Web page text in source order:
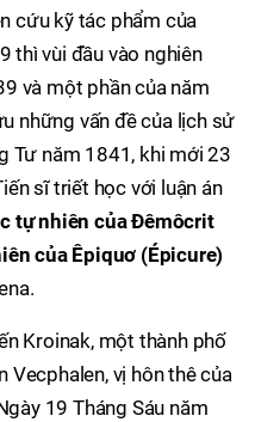
cứu kỹ tác phẩm của
thì vùi đầu vào nghiên
và một phần của năm
những vấn đề của lịch sử
Tư năm 1841, khi mới 23
sĩ triết học với luận án
tự nhiên của Đêmôcrit
của Êpiquơ (Épicure)
Kroinak, một thành phố
Vecphalen, vị hôn thê của
19 Tháng Sáu năm